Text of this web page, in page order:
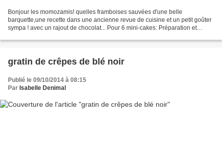
Bonjour les momozamis! quelles framboises sauvées d'une belle
barquette,une recette dans une ancienne revue de cuisine et un petit goûter
sympa ! avec un rajout de chocolat... Pour 6 mini-cakes: Préparation et
gratin de crêpes de blé noir
Publié le 09/10/2014 à 08:15
Par Isabelle Denimal